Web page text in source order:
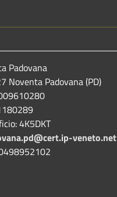
Padovana
Noventa Padovana (PD)
4K5DKT
veneto.net